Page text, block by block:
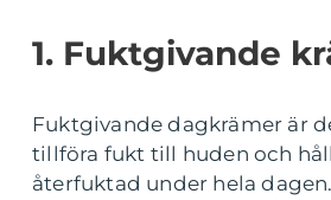
1. Fuktgivande
Fuktgivande dagkrämer är
tillföra fukt till huden och
återfuktad under hela